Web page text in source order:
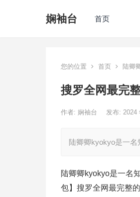
娴袖台 首页
您的位置 首页 陆卿
搜罗全网最完
作者: 娴袖台 发布: 2024
陆卿卿kyokyo是一
陆卿卿kyokyo是一名
包】搜罗全网最完整